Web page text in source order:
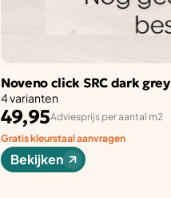
Noveno click SRC dark grey
4 varianten
49,95Adviesprijs per aantal m2
Gratis kleurstaal aanvragen
Bekijken